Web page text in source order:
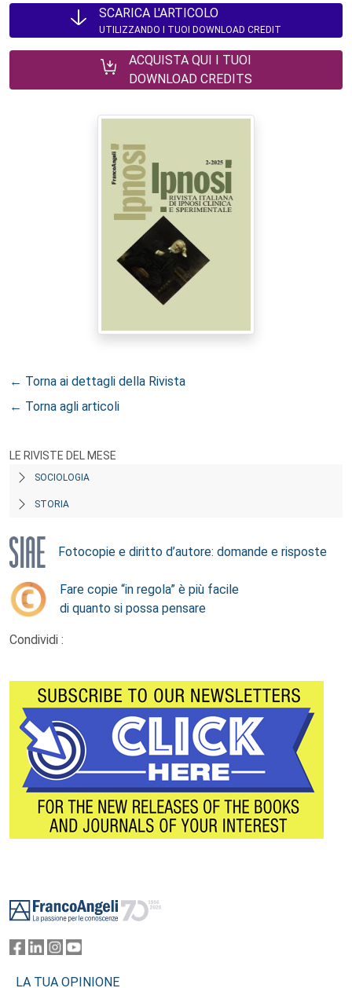
SCARICA L'ARTICOLO
UTILIZZANDO I TUOI DOWNLOAD CREDIT
ACQUISTA QUI I TUOI
DOWNLOAD CREDITS
← Torna ai dettagli della Rivista
← Torna agli articoli
LE RIVISTE DEL MESE
SOCIOLOGIA
STORIA
Fotocopie e diritto d’autore: domande e risposte
Fare copie “in regola” è più facile
di quanto si possa pensare
Condividi :
LA TUA OPINIONE